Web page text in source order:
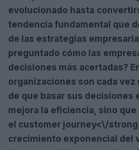
evolucionado hasta
tendencia fundamental que
de las estrategias
preguntado cómo las
decisiones más acertadas?
organizaciones son cada
de que basar sus decisiones
mejora la eficiencia, sino
el customer journey<\/
crecimiento exponencial del